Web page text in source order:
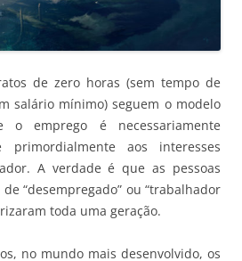
de zero horas (sem tempo de
salário mínimo) seguem o modelo
o emprego é necessariamente
primordialmente aos interesses
A verdade é que as pessoas
“desempregado” ou “trabalhador
toda uma geração.
no mundo mais desenvolvido, os